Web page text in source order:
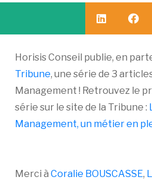
Horisis Conseil publie, en
Tribune, une série de 3
Management ! Retrouvez le
série sur le site de la Tribune :
Management, un métier en
Merci à Coralie BOUSCASSE,